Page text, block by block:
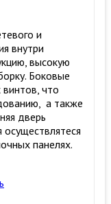
и
внутри
высокую
​Боковые
что
а также
дверь
панелях.